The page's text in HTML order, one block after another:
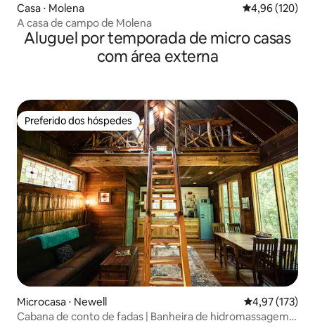
Casa ⋅ Molena 4,96 de uma
4,96 (120)
A casa de campo de Molena
Aluguel por temporada de micro casas
com área externa
Preferido dos hóspedes
Preferido dos hóspedes
Microcasa ⋅ Newell 4,97 de uma
4,97 (173)
Cabana de conto de fadas | Banheira de hidromassagem |